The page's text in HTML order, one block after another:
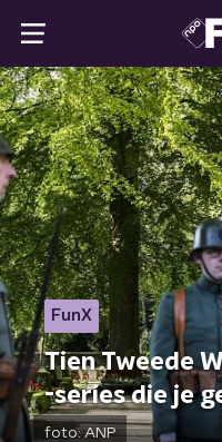
FunX
Tien Tweede
-series die je
foto:ANP